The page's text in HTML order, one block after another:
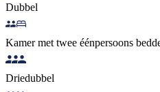
Dubbel
Kamer met twee éénpersoons
Driedubbel